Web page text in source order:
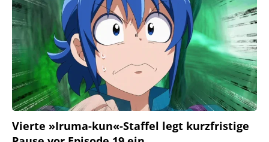
Vierte »Iruma-kun«-Staffel legt kurzfristige